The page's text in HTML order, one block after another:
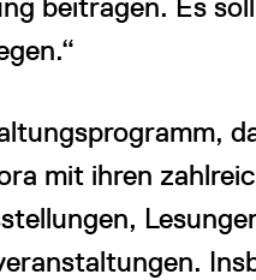
mit ihren